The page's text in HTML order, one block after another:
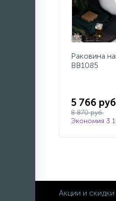
Раковина
BB1085
5 766
8 870 руб.
Экономия 3
Акции и скидки